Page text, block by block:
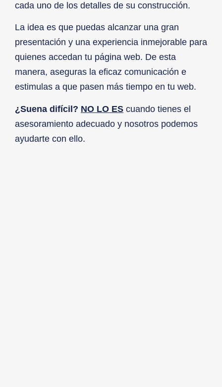
cada uno de los detalles de su construcción.
La idea es que puedas alcanzar una gran
presentación y una experiencia inmejorable para
quienes accedan tu página web. De esta
manera, aseguras la eficaz comunicación e
estimulas a que pasen más tiempo en tu web.
¿Suena difícil? NO LO ES cuando tienes el
asesoramiento adecuado y nosotros podemos
ayudarte con ello.